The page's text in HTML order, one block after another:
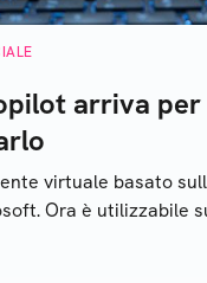
arriva per
virtuale basato
Ora è utilizzabile